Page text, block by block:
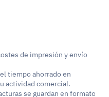
de impresión y envío
el tiempo ahorrado en
actividad comercial.
se guardan en formato